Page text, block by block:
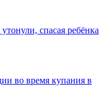
спасая ребёнка
во время купания в